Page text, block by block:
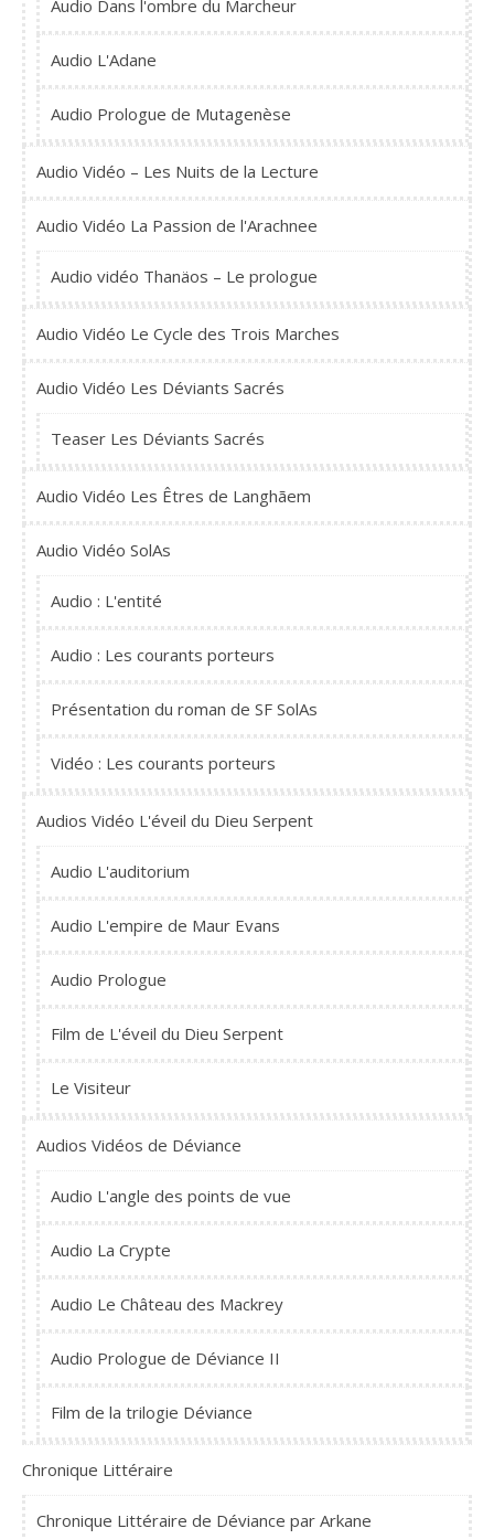
Audio Dans l'ombre du Marcheur
Audio L'Adane
Audio Prologue de Mutagenèse
Audio Vidéo – Les Nuits de la Lecture
Audio Vidéo La Passion de l'Arachnee
Audio vidéo Thanäos – Le prologue
Audio Vidéo Le Cycle des Trois Marches
Audio Vidéo Les Déviants Sacrés
Teaser Les Déviants Sacrés
Audio Vidéo Les Êtres de Langhãem
Audio Vidéo SolAs
Audio : L'entité
Audio : Les courants porteurs
Présentation du roman de SF SolAs
Vidéo : Les courants porteurs
Audios Vidéo L'éveil du Dieu Serpent
Audio L'auditorium
Audio L'empire de Maur Evans
Audio Prologue
Film de L'éveil du Dieu Serpent
Le Visiteur
Audios Vidéos de Déviance
Audio L'angle des points de vue
Audio La Crypte
Audio Le Château des Mackrey
Audio Prologue de Déviance II
Film de la trilogie Déviance
Chronique Littéraire
Chronique Littéraire de Déviance par Arkane